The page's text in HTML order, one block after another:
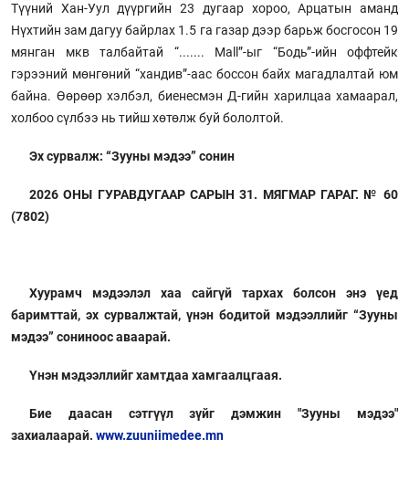
Түүний Хан-Уул дүүргийн 23 дугаар хороо, Арцатын аманд
Нүхтийн зам дагуу байрлах 1.5 га газар дээр барьж босгосон 19
мянган мкв талбайтай “....... Mall”-ыг “Бодь”-ийн оффтейк
гэрээний мөнгөний “хандив”-аас боссон байх магадлалтай юм
байна. Өөрөөр хэлбэл, биенесмэн Д-гийн харилцаа хамаарал,
холбоо сүлбээ нь тийш хөтөлж буй бололтой.
Эх сурвалж: “Зууны мэдээ” сонин
2026 ОНЫ ГУРАВДУГААР САРЫН 31. МЯГМАР ГАРАГ. № 60
(7802)
Хуурамч мэдээлэл хаа сайгүй тархах болсон энэ үед
баримттай, эх сурвалжтай, үнэн бодитой мэдээллийг “Зууны
мэдээ” сониноос аваарай.
Үнэн мэдээллийг хамтдаа хамгаалцгаая.
Бие даасан сэтгүүл зүйг дэмжин "Зууны мэдээ"
захиалаарай. www.zuuniimedee.mn